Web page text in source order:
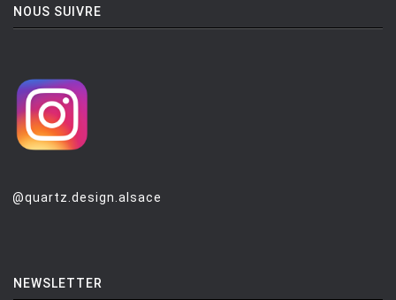
NEMO
NOTRE MONDE
NUOVEFORME
PLANIKA
NOUS SUIVRE
@quartz.design.alsace
NEWSLETTER